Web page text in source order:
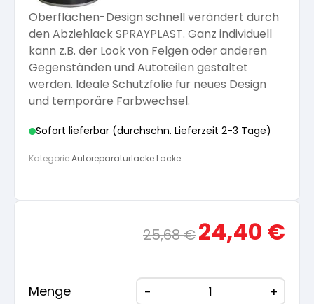
Öle für Außen
Pflege und Reinigung
Versiegelung für Beton
Pflege
Kalkfarben
Anti Schimmelfarbe
Isolierfarben
Silikatfarben
Pflege und Reinigung
Spezialprodukte
Arbeitshandschuhe
Dichtmassen
Pinsel und Bürsten
Oberflächen-Design schnell verändert durch
den Abziehlack SPRAYPLAST. Ganz individuell
kann z.B. der Look von Felgen oder anderen
Gegenständen und Autoteilen gestaltet
werden. Ideale Schutzfolie für neues Design
und temporäre Farbwechsel.
Sofort lieferbar (durchschn. Lieferzeit 2-3 Tage)
Kategorie:Autoreparaturlacke Lacke
25,68€
Ursprünglicher
Preis
24,40 €
Menge